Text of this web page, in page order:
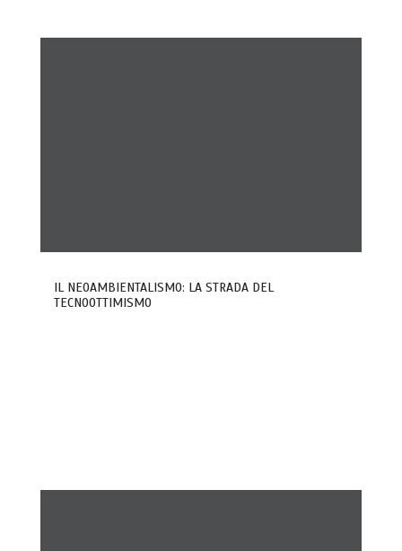
IL NEOAMBIENTALISMO: LA STRADA DEL
TECNOOTTIMISMO